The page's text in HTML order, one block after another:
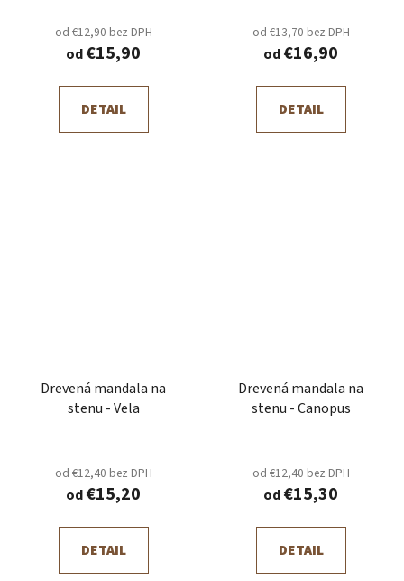
od €12,90 bez DPH
od€15,90
DETAIL
od €13,70 bez DPH
od€16,90
DETAIL
Drevená mandala na
stenu - Vela
od €12,40 bez DPH
od€15,20
DETAIL
Drevená mandala na
stenu - Canopus
od €12,40 bez DPH
od€15,30
DETAIL